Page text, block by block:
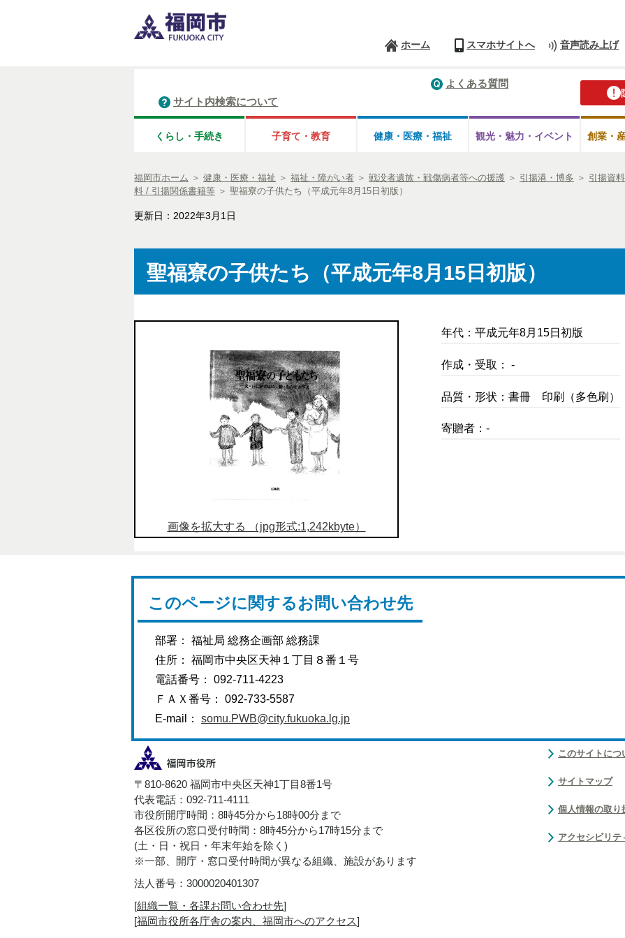
ホーム スマホサイトへ 音声読み上げ
よくある質問
サイト内検索について
くらし・手続き 子育て・教育 健康・医療・ 福祉 観光・魅力・ イベント 創業・
福岡市ホーム ＞ 健康・医療・福祉 ＞ 福祉・障がい者 ＞ 戦没者遺族・戦傷病者等への援護 ＞ 引揚港・博多 ＞ 引揚資
料 / 引揚関係書籍等 ＞ 聖福寮の子供たち（平成元年8月15日初版）
更新日：2022年3月1日
聖福寮の子供たち（平成元年8月15日初版）
画像を拡大する （jpg形式:1,242kbyte）
年代：平成元年8月15日初版
作成・受取： -
品質・形状：書冊 印刷（多色刷）
寄贈者：-
このページに関するお問い合わせ先
部署： 福祉局 総務企画部 総務課
住所： 福岡市中央区天神１丁目８番１号
電話番号： 092-711-4223
ＦＡＸ番号： 092-733-5587
E-mail： somu.PWB@city.fukuoka.lg.jp
〒810-8620 福岡市中央区天神1丁目8番1号
代表電話：092-711-4111
市役所開庁時間：8時45分から18時00分まで
各区役所の窓口受付時間：8時45分から17時15分まで
(土・日・祝日・年末年始を除く)
※一部、開庁・窓口受付時間が異なる組織、施設があります
法人番号：3000020401307
[組織一覧・各課お問い合わせ先]
[福岡市役所各庁舎の案内、福岡市へのアクセス]
このサイトにつ
サイトマップ
個人情報の取り
アクセシビリテ